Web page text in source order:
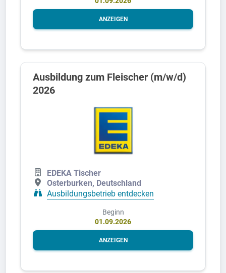
ANZEIGEN
Ausbildung zum Fleischer (m/w/d)
2026
EDEKA Tischer
Osterburken, Deutschland
Ausbildungsbetrieb entdecken
Beginn
01.09.2026
ANZEIGEN